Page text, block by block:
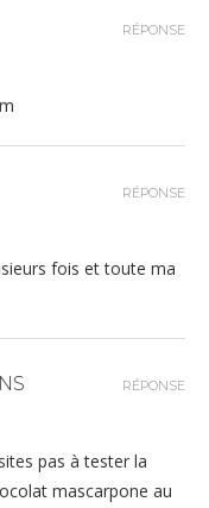
RÉPONSE
fois et toute ma
RÉPONSE
pas à tester la
mascarpone au
RÉPONSE